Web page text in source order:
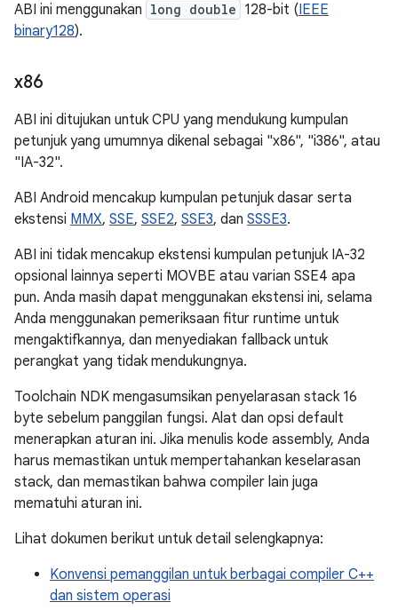
ABI ini menggunakan long double 128-bit (IEEE
binary128).
x86
ABI ini ditujukan untuk CPU yang mendukung kumpulan
petunjuk yang umumnya dikenal sebagai "x86", "i386", atau
"IA-32".
ABI Android mencakup kumpulan petunjuk dasar serta
ekstensi MMX, SSE, SSE2, SSE3, dan SSSE3.
ABI ini tidak mencakup ekstensi kumpulan petunjuk IA-32
opsional lainnya seperti MOVBE atau varian SSE4 apa
pun. Anda masih dapat menggunakan ekstensi ini, selama
Anda menggunakan pemeriksaan fitur runtime untuk
mengaktifkannya, dan menyediakan fallback untuk
perangkat yang tidak mendukungnya.
Toolchain NDK mengasumsikan penyelarasan stack 16
byte sebelum panggilan fungsi. Alat dan opsi default
menerapkan aturan ini. Jika menulis kode assembly, Anda
harus memastikan untuk mempertahankan keselarasan
stack, dan memastikan bahwa compiler lain juga
mematuhi aturan ini.
Lihat dokumen berikut untuk detail selengkapnya:
Konvensi pemanggilan untuk berbagai compiler C++
dan sistem operasi